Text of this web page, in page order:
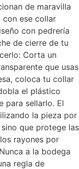
de maravilla
con ese collar
con pedrería
de cierre de tu
Corta un
que usas
coloca tu collar
el plástico
para sellarlo. El
la pieza por
que protege las
rayones por
a la bodega
regla de